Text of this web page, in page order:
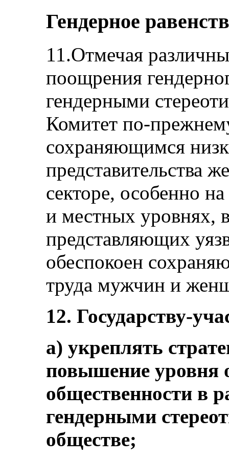
Гендерное
11.Отмечая
поощрения
гендерными
Комитет по-
сохраняющимся
представительства
секторе, особенно
и местных уровнях,
представляющих
обеспокоен
труда мужчин и
12. Государству-
a) укреплять
повышение уровня
общественности в
гендерными
обществе;